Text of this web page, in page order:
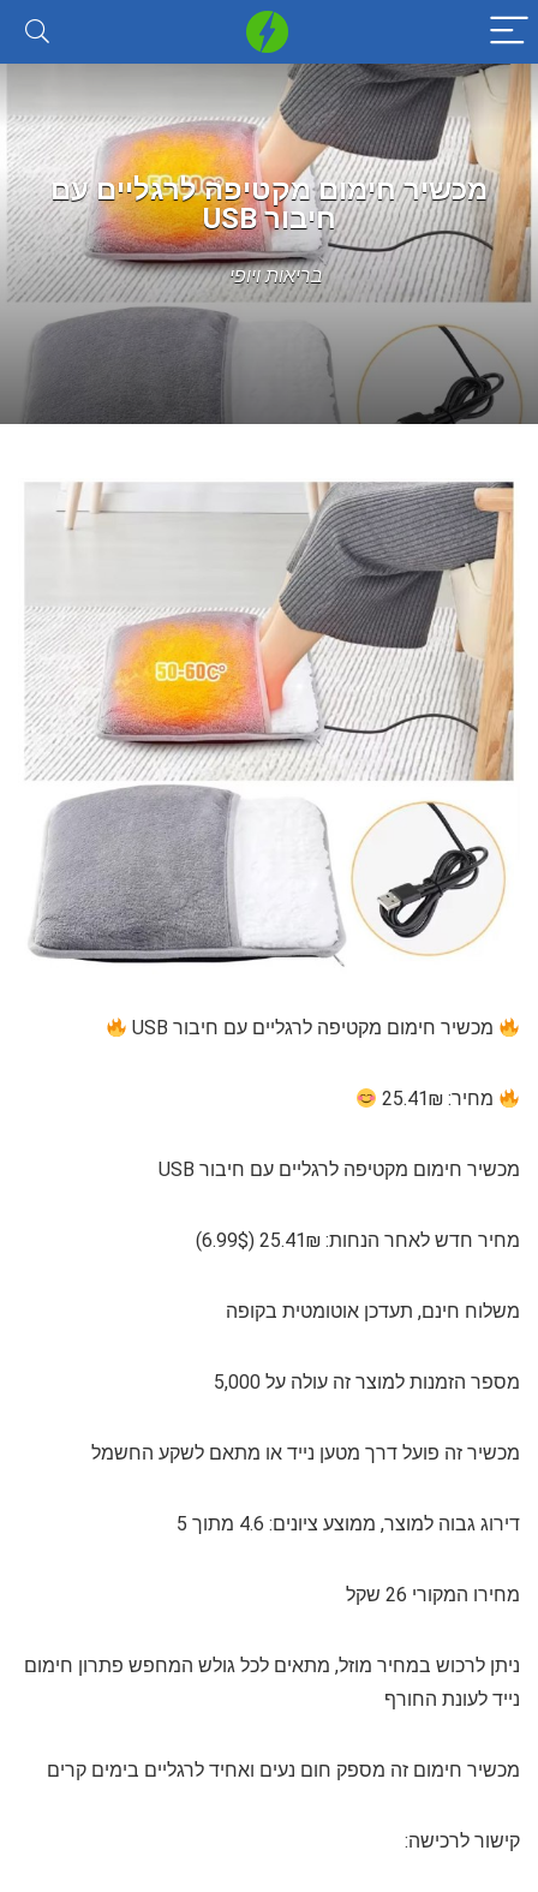
מכשיר חימום מקטיפה לרגליים עם
חיבור USB
בריאות ויופי
מכשיר חימום מקטיפה לרגליים עם חיבור USB
מחיר: 25.41₪
מכשיר חימום מקטיפה לרגליים עם חיבור USB
מחיר חדש לאחר הנחות: 25.41₪ (6.99$)
משלוח חינם, תעדכן אוטומטית בקופה
מספר הזמנות למוצר זה עולה על 5,000
מכשיר זה פועל דרך מטען נייד או מתאם לשקע החשמל
דירוג גבוה למוצר, ממוצע ציונים: 4.6 מתוך 5
מחירו המקורי 26 שקל
ניתן לרכוש במחיר מוזל, מתאים לכל גולש המחפש פתרון חימום
נייד לעונת החורף
מכשיר חימום זה מספק חום נעים ואחיד לרגליים בימים קרים
קישור לרכישה: